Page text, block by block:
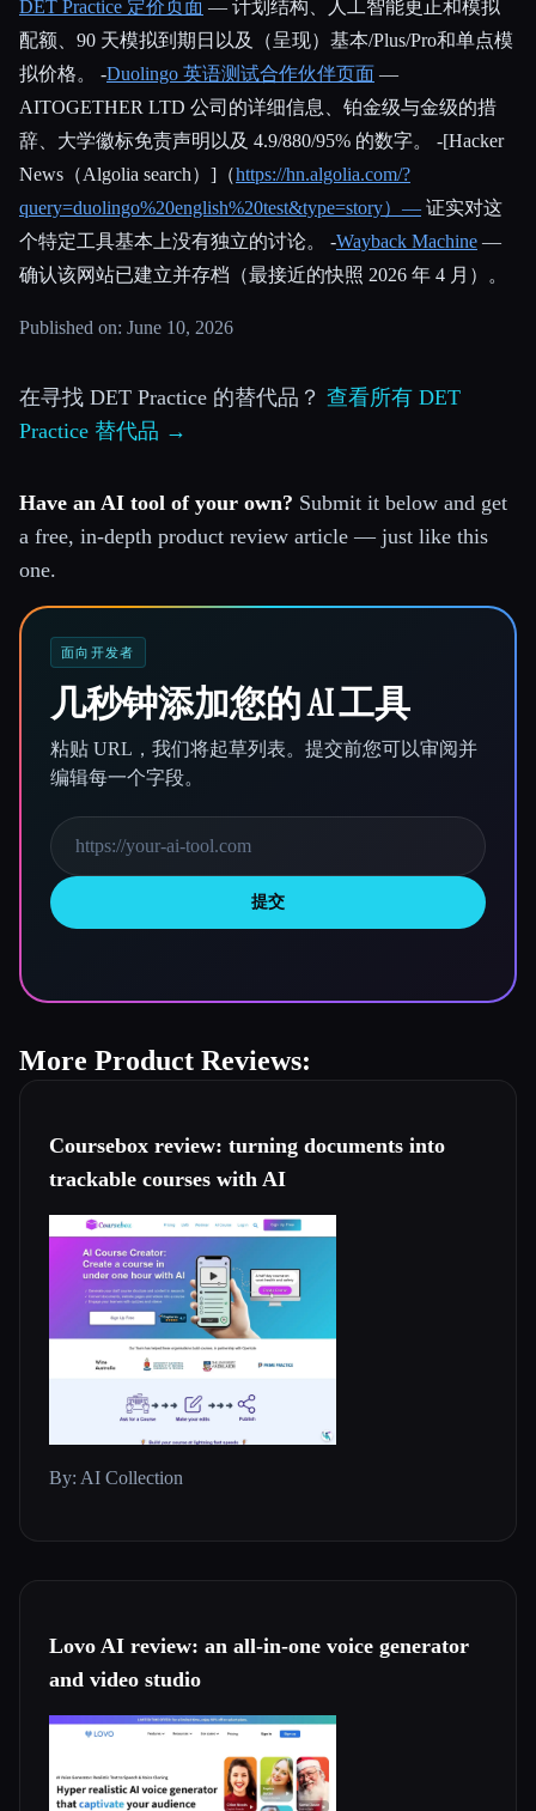
DET Practice 定价页面 — 计划结构、人工智能更正和模拟
配额、90 天模拟到期日以及（呈现）基本/Plus/Pro和单点模
拟价格。 -Duolingo 英语测试合作伙伴页面 —
AITOGETHER LTD 公司的详细信息、铂金级与金级的措
辞、大学徽标免责声明以及 4.9/880/95% 的数字。 -[Hacker
News（Algolia search）]（https://hn.algolia.com/?
query=duolingo%20english%20test&type=story）— 证实对这
个特定工具基本上没有独立的讨论。 -Wayback Machine —
确认该网站已建立并存档（最接近的快照 2026 年 4 月）。
Published on: June 10, 2026
在寻找 DET Practice 的替代品？ 查看所有 DET
Practice 替代品 →
Have an AI tool of your own? Submit it below and get
a free, in-depth product review article — just like this
one.
面向开发者
几秒钟添加您的 AI 工具
粘贴 URL，我们将起草列表。提交前您可以审阅并
编辑每一个字段。
提交
More Product Reviews:
Coursebox review: turning documents into
trackable courses with AI
By: AI Collection
Lovo AI review: an all-in-one voice generator
and video studio